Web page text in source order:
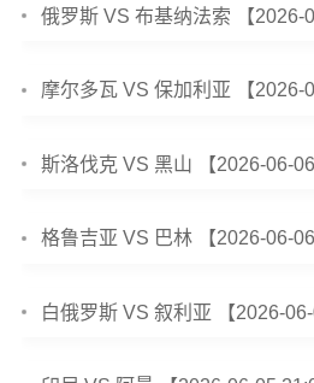
俄罗斯 VS 布基纳法索 【2026-
摩尔多瓦 VS 保加利亚 【2026-
斯洛伐克 VS 黑山 【2026-06-06
格鲁吉亚 VS 巴林 【2026-06-06
白俄罗斯 VS 叙利亚 【2026-06-